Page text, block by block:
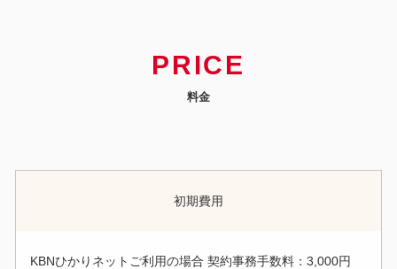
PRICE
料金
初期費用
KBNひかりネットご利用の場合 契約事務手数料：3,000円